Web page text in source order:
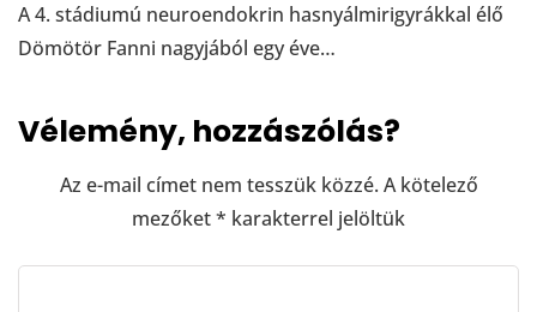
A 4. stádiumú neuroendokrin hasnyálmirigyrákkal élő
Dömötör Fanni nagyjából egy éve…
Vélemény, hozzászólás?
Az e-mail címet nem tesszük közzé. A kötelező
mezőket* karakterrel jelöltük